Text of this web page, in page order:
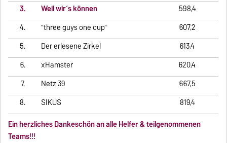
3.
Weil wir´s können
598,4
4.
"three guys one cup"
607,2
5.
Der erlesene Zirkel
613,4
6.
xHamster
620,4
7.
Netz 39
667,5
8.
SIKUS
819,4
Ein herzliches Dankeschön an alle Helfer & teilgenommenen
Teams!!!